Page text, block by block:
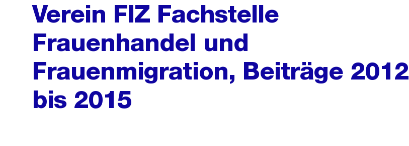
Verein FIZ Fachstelle
Frauenhandel und
Frauenmigration, Beiträge 2012
bis 2015